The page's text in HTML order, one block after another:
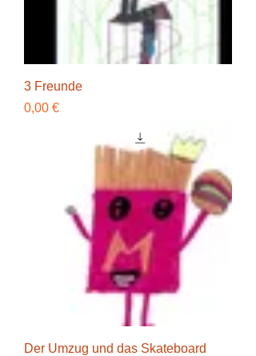
3 Freunde
Preis
0,00 €
Der Umzug und das Skateboard